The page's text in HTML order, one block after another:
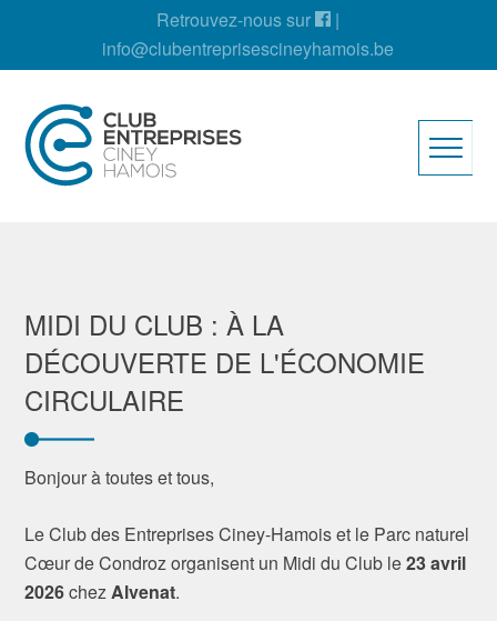
Retrouvez-nous sur
|
info@clubentreprisescineyhamois.be
MIDI DU CLUB : À LA
DÉCOUVERTE DE L'ÉCONOMIE
CIRCULAIRE
Bonjour à toutes et tous,
Le Club des Entreprises Ciney-Hamois et le Parc naturel
Cœur de Condroz organisent un Midi du Club le23 avril
2026chezAlvenat.